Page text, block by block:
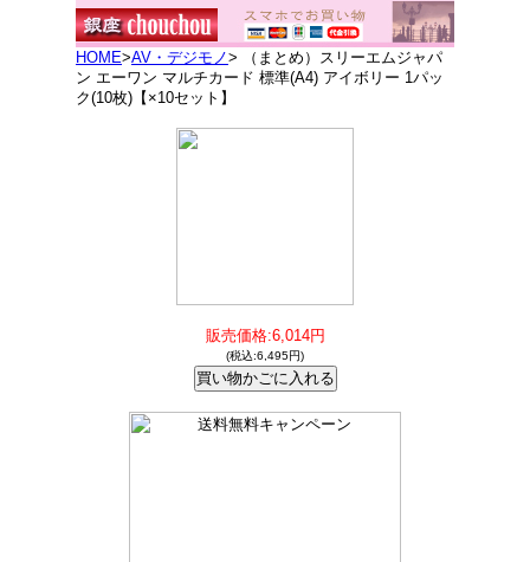
HOME>AV・デジモノ> （まとめ）スリーエムジャパ
ン エーワン マルチカード 標準(A4) アイボリー 1パッ
ク(10枚)【×10セット】
販売価格:6,014円
(税込:6,495円)